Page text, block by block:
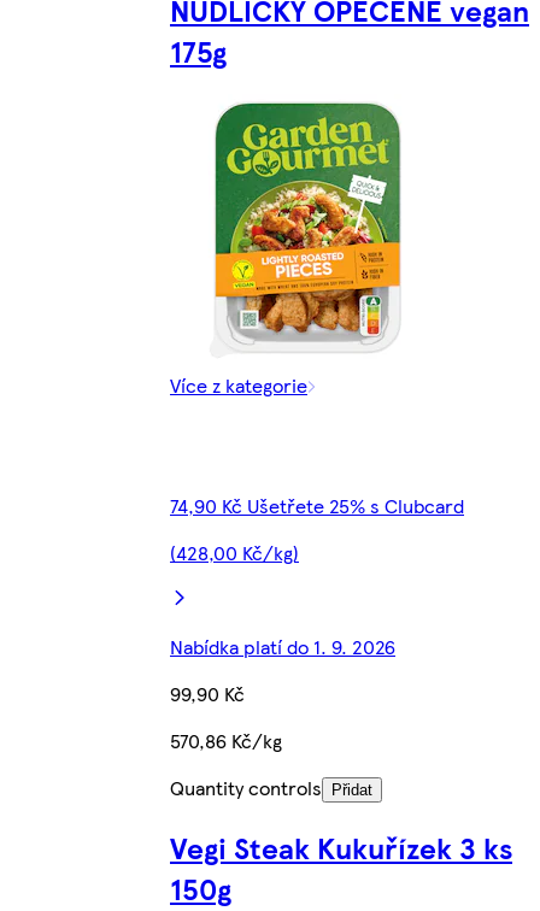
NUDLIČKY OPEČENÉ vegan
175g
Více z kategorie
74,90 Kč Ušetřete 25% s Clubcard
(428,00 Kč/kg)
Nabídka platí do 1. 9. 2026
99,90 Kč
570,86 Kč/kg
Quantity controls
Přidat
Vegi Steak Kukuřízek 3 ks
150g